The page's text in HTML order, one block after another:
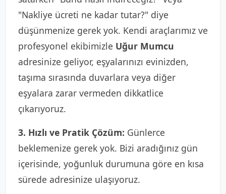
"Nakliye ücreti ne kadar tutar?" diye
düşünmenize gerek yok. Kendi araçlarımız ve
profesyonel ekibimizle Uğur Mumcu
adresinize geliyor, eşyalarınızı evinizden,
taşıma sırasında duvarlara veya diğer
eşyalara zarar vermeden dikkatlice
çıkarıyoruz.
3. Hızlı ve Pratik Çözüm: Günlerce
beklemenize gerek yok. Bizi aradığınız gün
içerisinde, yoğunluk durumuna göre en kısa
sürede adresinize ulaşıyoruz.